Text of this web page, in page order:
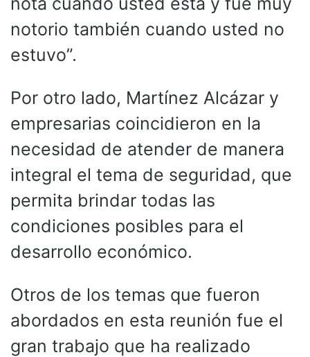
notorio también cuando usted no
estuvo”.
Por otro lado, Martínez Alcázar y
empresarias coincidieron en la
necesidad de atender de manera
integral el tema de seguridad, que
permita brindar todas las
condiciones posibles para el
desarrollo económico.
Otros de los temas que fueron
abordados en esta reunión fue el
gran trabajo que ha realizado